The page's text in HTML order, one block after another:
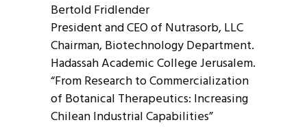
Bertold Fridlender
President and CEO of Nutrasorb, LLC
Chairman, Biotechnology Department.
Hadassah Academic College Jerusalem.
“From Research to Commercialization
of Botanical Therapeutics: Increasing
Chilean Industrial Capabilities”